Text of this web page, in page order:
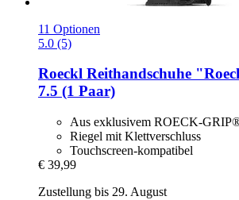
11 Optionen
5.0 (5)
Roeckl Reithandschuhe
7.5 (1 Paar)
Aus exklusivem ROECK-
Riegel mit Klettverschluss
Touchscreen-kompatibel
€ 39,99
Zustellung bis 29. August